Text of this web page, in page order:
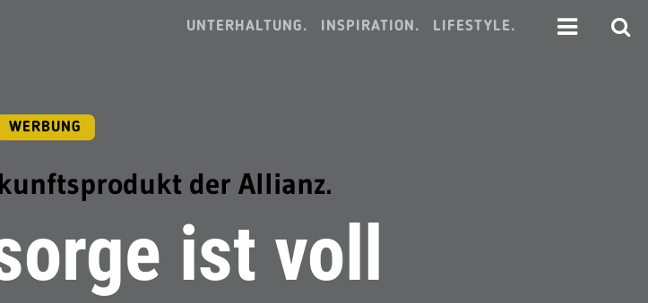
UNTERHALTUNG. INSPIRATION. LIFESTYLE.
WERBUNG
der Allianz.
ist voll